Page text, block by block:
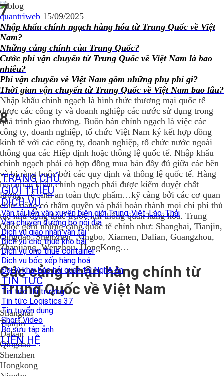
7
8
TRANG CHỦ
GIỚI THIỆU
DỊCH VỤ
Vận tải liên vận xuyên biên giới Trung-Việt-Lào-Thái
Vận chuyển đường bộ nội địa
Dịch vụ giao nhận vận tải
Dịch vụ cho thuê kho bãi
Dịch vụ cho thuê container
Dịch vụ bốc xếp hàng hoá
Đại lý khai báo hải quan tại Nghệ An
TIN TỨC
Tin tức thị trường
Tin tức Logistics 37
Tin tuyển dụng
Short Video
Bộ sưu tập ảnh
LIÊN HỆ
quantriweb 15/09/2025
Nhập khẩu chính ngạch hàng hóa từ Trung Quốc về Việt
Nam?
Những cảng chính của Trung Quốc?
Cước phí vận chuyển từ Trung Quốc về Việt Nam là bao
nhiêu?
Phí vận chuyển về Việt Nam gồm những phụ phí gì?
Thời gian vận chuyển từ Trung Quốc về Việt Nam bao lâu?
Nhập khẩu chính ngạch là hình thức thương mại quốc tế
được các công ty và doanh nghiệp các nước sử dụng trong
quá trình giao thương. Buôn bán chính ngạch là việc các
công ty, doanh nghiệp, tổ chức Việt Nam ký kết hợp đồng
kinh tế với các công ty, doanh nghiệp, tổ chức nước ngoài
thông qua các Hiệp định hoặc thông lệ quốc tế. Nhập khẩu
chính ngạch phải có hợp đồng mua bán đầy đủ giữa các bên
và bị ràng buộc bởi các quy định và thông lệ quốc tế. Hàng
hóa nhập khẩu chính ngạch phải được kiểm duyệt chất
lượng, vệ sinh an toàn thực phẩm…kỹ càng bởi các cơ quan
chức năng có thẩm quyền và phải hoàn thành mọi chi phí thủ
tục như đóng thuế trước khi thông quan hàng hóa. Trung
Quốc gồm những cảng quốc tế chính như: Shanghai, Tianjin,
Qingdao, Shenzhen, Ningbo, Xiamen, Dalian, Guangzhou,
Zhanjiang, Wenzhou, HongKong…
Các cảng nhận hàng chính từ
Trung Quốc về Việt Nam
Shanghai
Tianjin
Dalian
Qingdao
Shenzhen
Hongkong